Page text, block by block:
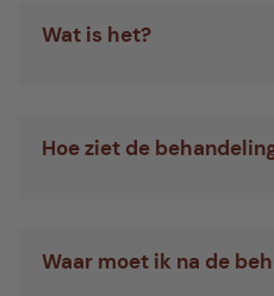
Wat is het?
Hoe ziet de
Waar moet ik na de